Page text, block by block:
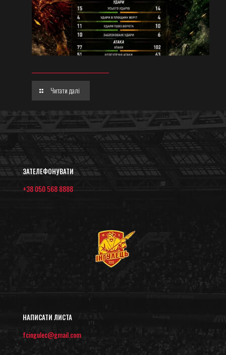
Читати далі
ЗАТЕЛЕФОНУВАТИ
+38 050 568 8888
НАПИСАТИ ЛИСТА
fcingulec@gmail.com